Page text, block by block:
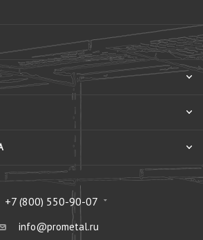
+7 (800) 550-90-07
info@prometal.ru